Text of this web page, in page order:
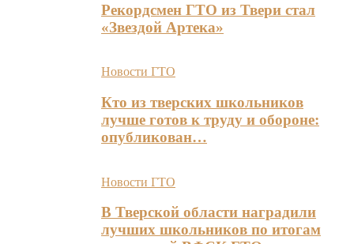
Рекордсмен ГТО из Твери стал
«Звездой Артека»
Новости ГТО
Кто из тверских школьников
лучше готов к труду и обороне:
опубликован…
Новости ГТО
В Тверской области наградили
лучших школьников по итогам